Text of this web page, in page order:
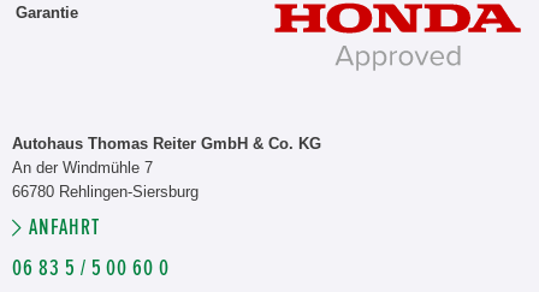
Garantie
Autohaus Thomas Reiter GmbH & Co. KG
An der Windmühle 7
66780 Rehlingen-Siersburg
ANFAHRT
06 83 5 / 5 00 60 0